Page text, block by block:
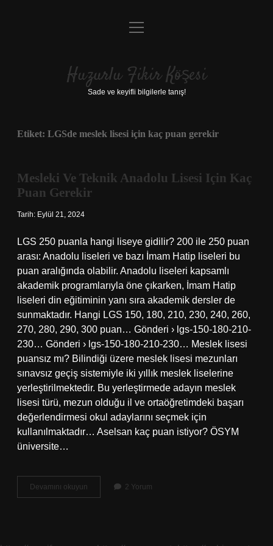
Anasayfa
Yasal Uyarı
menüyü
Huzurlu Fikir Köşesi
Sade ve keyifli bilgilerle tanış!
Etiket: LGSde meslek lisesi için kaç puan gerekir
Mesleki Ve Teknik Anadolu Lisesi Için Kaç
Puan Gerekir
Tarih: Eylül 21, 2024
LGS 250 puanla hangi liseye gidilir? 200 ile 250 puan
arası: Anadolu liseleri ve bazı İmam Hatip liseleri bu
puan aralığında olabilir. Anadolu liseleri kapsamlı
akademik programlarıyla öne çıkarken, İmam Hatip
liseleri din eğitiminin yanı sıra akademik dersler de
sunmaktadır. Hangi LGS 150, 180, 210, 230, 240, 260,
270, 280, 290, 300 puan… Gönderi › lgs-150-180-210-
230… Gönderi › lgs-150-180-210-230… Meslek lisesi
puansız mı? Bilindiği üzere meslek lisesi mezunları
sınavsız geçiş sistemiyle iki yıllık meslek liselerine
yerleştirilmektedir. Bu yerleştirmede adayın meslek
lisesi türü, mezun olduğu il ve ortaöğretimdeki başarı
değerlendirmesi okul adaylarını seçmek için
kullanılmaktadır… Aselsan kaç puan istiyor? ÖSYM
üniversite…
Devamını okuyun
Ve
2 Yorum